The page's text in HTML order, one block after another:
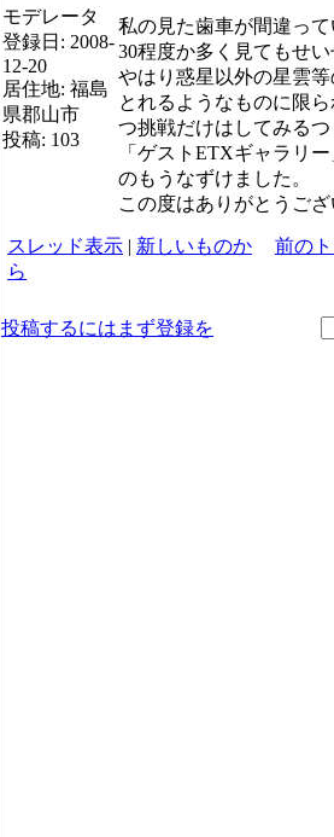
モデレータ
登録日: 2008-
12-20
居住地: 福島
県郡山市
投稿: 103
私の見た歯車が間違っ
30程度か多く見てもせ
やはり惑星以外の星雲
とれるようなものに限
つ挑戦だけはしてみる
「ゲストETXギャラリ
のもうなずけました。
この度はありがとうご
スレッド表示 | 新しいものか
ら
前の
投稿するにはまず登録を